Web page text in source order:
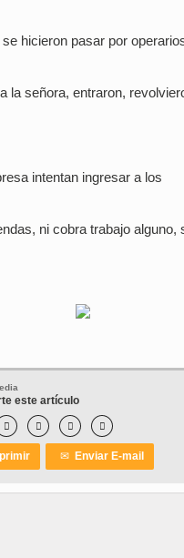
hicieron pasar por
la señora, entraron,
intentan ingresar a los
ni cobra trabajo alguno,
este artículo
   
✉ Enviar E-mail